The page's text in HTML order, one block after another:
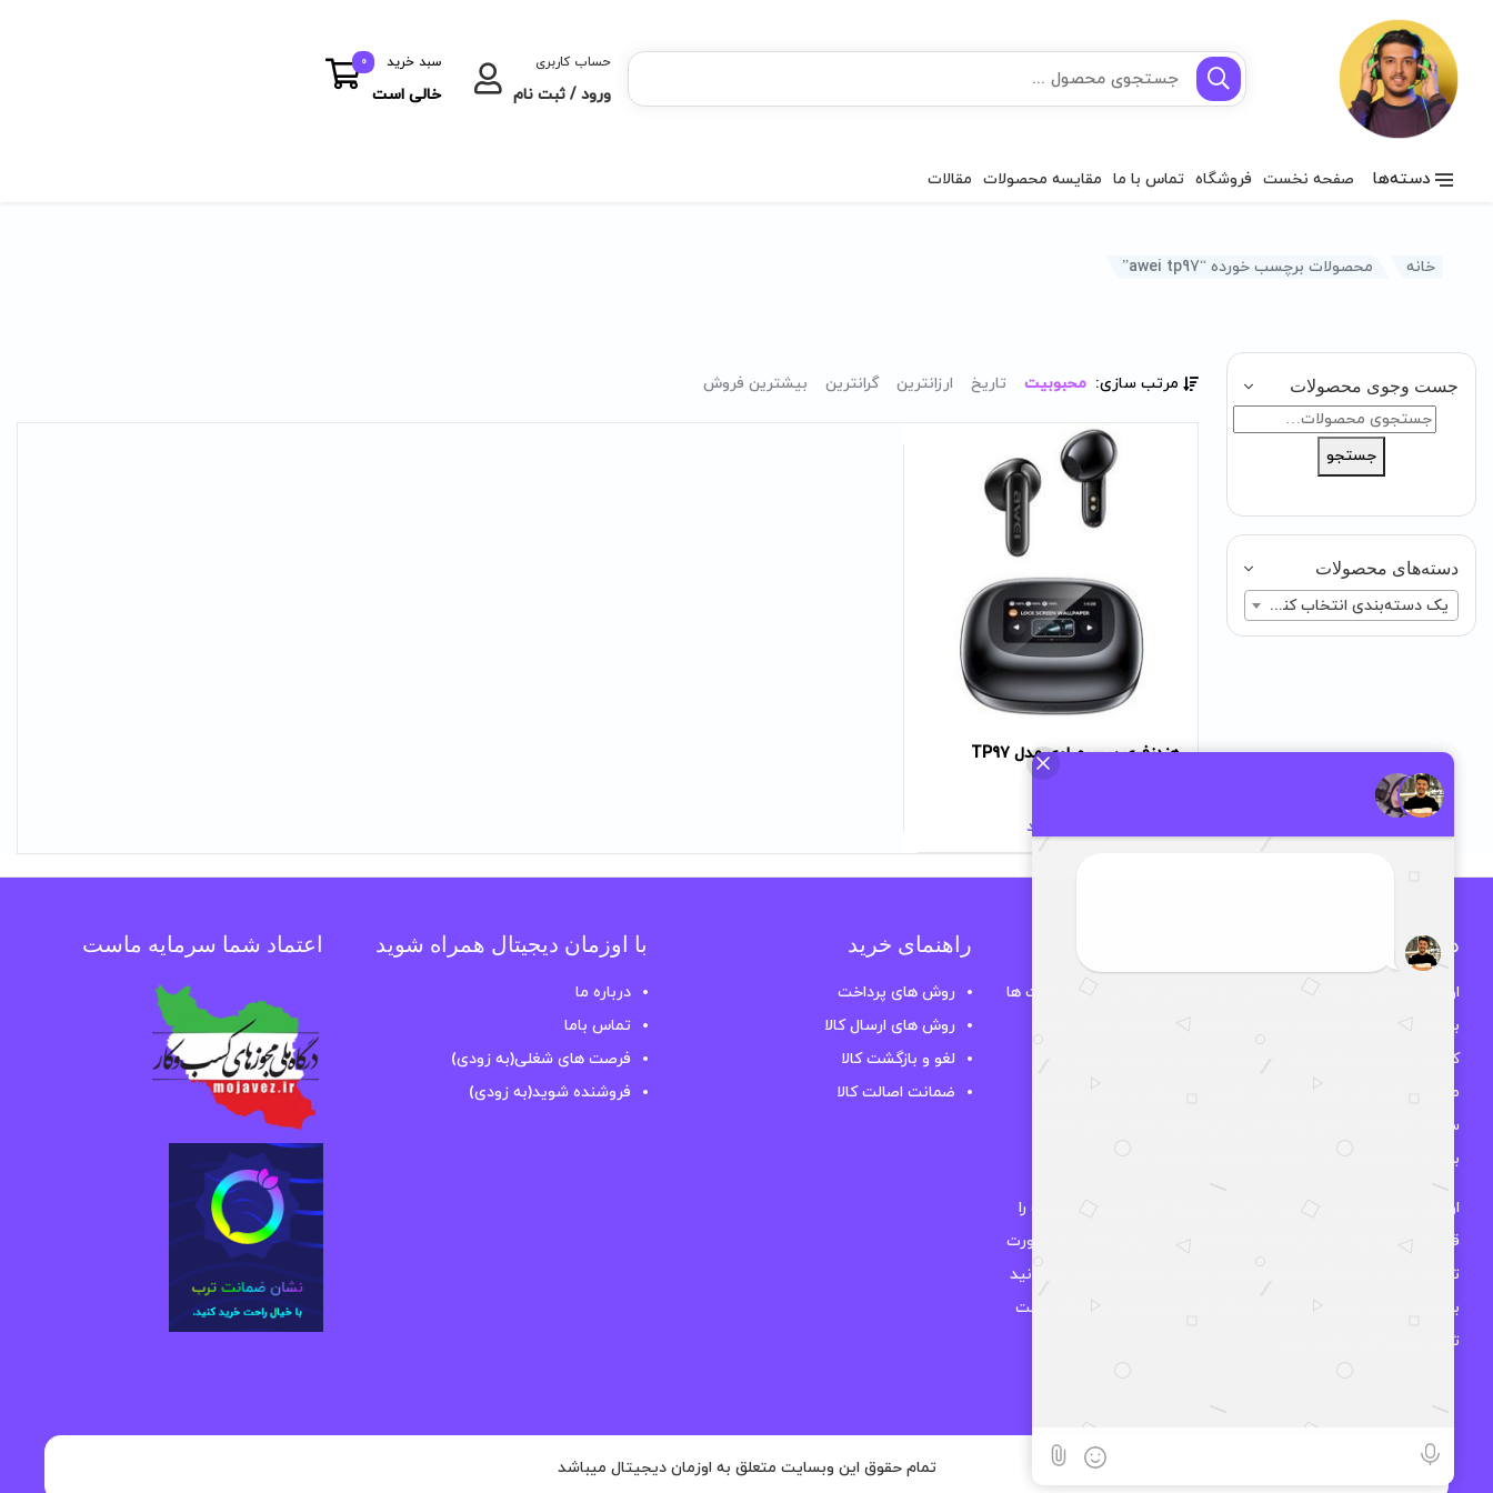
حساب کاربری
ورود / ثبت نام
سبد خرید
خالی است
0
دسته‌ها صفحه نخست فروشگاه تماس با ما مقایسه محصولات مقالات
خانه محصولات برچسب خورده “awei tp97”
جست وجوی محصولات
جستجو
جستجو
دسته‌های محصولات
یک دسته‌بندی انتخاب کنید
مرتب سازی: محبوبیت تاریخ ارزانترین گرانترین بیشترین فروش
هندزفری بیسیم اوی مدل TP97
ناموجود
درباره اوزمان دیجیتال
اوزمان دیجیتال فروشگاه تخصصی لوازم جانبی موبایل و انواع گجت ها
بوده و به صورت تخصصی تمامی محصولات موجود در بازار را تست
کرده و محصولاتی که واقعا ارزش خرید دارند را موجود کرده و به
مخاطب های خود معرفی میکند. اوزمان دیجیتال در زمینه هدفون،
ساعت هوشمند و سایر لوازم جانبی نیز فعالیت دارد و سعی میکند
بهترین محصولات را در اختیار مشتریان خود قرار دهد.
اوزمان دیجیتال این اطمینان را به شما میدهد که تمامی محصولات را
قبل از موجود کردن در فروشگاه از همه جوانب بررسی کرده و در صورت
تایید ، کالا در فروشگاه موجود میشود و شما با خیال آسوده میتوانید
بهترین انتخاب را داشته باشید چرا که اکثر محصولات فروشگاه مهلت
تست بدون قید و شرط دارند.
راهنمای خرید
روش های پرداخت
روش های ارسال کالا
لغو و بازگشت کالا
ضمانت اصالت کالا
با اوزمان دیجیتال همراه شوید
درباره ما
تماس باما
فرصت های شغلی(به زودی)
فروشنده شوید(به زودی)
اعتماد شما سرمایه ماست
تمام حقوق این وبسایت متعلق به اوزمان دیجیتال میباشد